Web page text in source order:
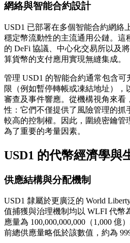
網絡與智能合約設計
USD1 已部署在多個智能合約網絡
穩定幣流動性的主流通用公鏈。這
的 DeFi 協議、中心化交易所以及
算貨幣的支付應用實現無縫集成。
管理 USD1 的智能合約通常包含
限（例如暫停轉帳或凍結地址），
審查及事件響應。從機構視角來看
性：它們不僅提供了風險管理的抓
較高的控制權。因此，圍繞密鑰管
為了重要的考量因素。
USD1 的代幣經濟學與
供應結構與分配機制
USD1 隸屬於更廣泛的 World
值捕獲與治理機制均以 WLFI 代幣
應量為 100,000,000,000（1,000 億
前總供應量略低於該數值，約為